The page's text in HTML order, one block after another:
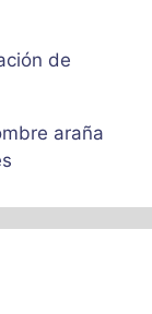
de
araña